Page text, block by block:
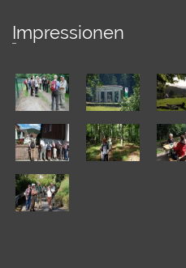
Impressionen